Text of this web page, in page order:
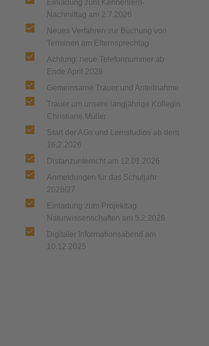
Einladung zum Kennenlern-
Nachmittag am 2.7.2026
Neues Verfahren zur Buchung von
Terminen am Elternsprechtag
Achtung: neue Telefonnummer ab
Ende April 2026
Gemeinsame Trauer und Anteilnahme
Trauer um unsere langjährige Kollegin
Christiane Müller
Start der AGs und Lernstudios ab dem
16.2.2026
Distanzunterricht am 12.01.2026
Anmeldungen für das Schuljahr
2026/27
Einladung zum Projekttag
Naturwissenschaften am 5.2.2026
Digitaler Informationsabend am
10.12.2025